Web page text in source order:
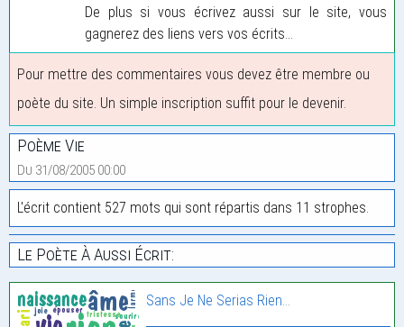
De plus si vous écrivez aussi sur le site, vous
gagnerez des liens vers vos écrits...
Pour mettre des commentaires vous devez être membre ou
poète du site. Un simple inscription suffit pour le devenir.
Poème Vie
Du 31/08/2005 00:00
L'écrit contient 527 mots qui sont répartis dans 11 strophes.
Le Poète À Aussi Écrit:
Sans Je Ne Serias Rien…